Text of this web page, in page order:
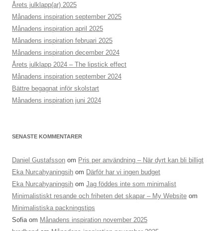
Årets julklapp(ar) 2025
Månadens inspiration september 2025
Månadens inspiration april 2025
Månadens inspiration februari 2025
Månadens inspiration december 2024
Årets julklapp 2024 – The lipstick effect
Månadens inspiration september 2024
Bättre begagnat inför skolstart
Månadens inspiration juni 2024
SENASTE KOMMENTARER
Daniel Gustafsson om Pris per användning – När dyrt kan bli billigt
Eka Nurcahyaningsih om Därför har vi ingen budget
Eka Nurcahyaningsih om Jag föddes inte som minimalist
Minimalistiskt resande och friheten det skapar – My Website om
Minimalistiska packningstips
Sofia om Månadens inspiration november 2025